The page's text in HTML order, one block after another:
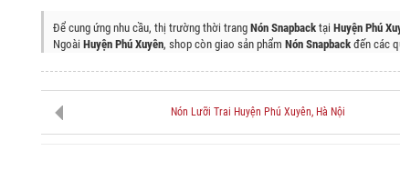
Để cung ứng nhu cầu, thị trường thời trang Nón Snapbacktại Huyện Phú
Ngoài Huyện Phú Xuyên, shop còn giao sản phẩm Nón Snapbackđến các
Huyện Ứng Hòa
Nón Lưỡi Trai Huyện Phú Xuyên, Hà Nội